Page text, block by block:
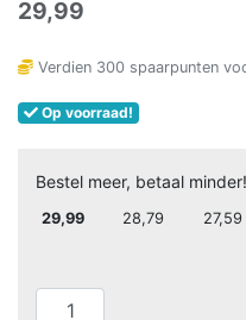
29,99
Verdien 300 spaarpunten
Op voorraad!
Bestel meer, betaal minder!
29,99 28,79 27,59
Jacob